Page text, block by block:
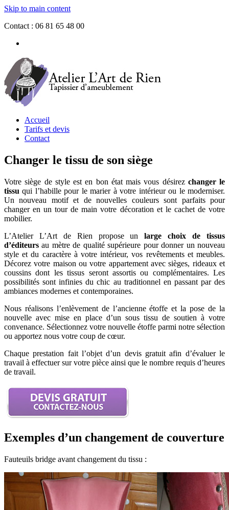
Skip to main content
Contact : 06 81 65 48 00
Atelier L'Art de Rien, Artisan
Tapissier d'ameublement
Tapissier d’ameublement dans le Finistère - Réfection et couverture
de siège - Vente de fauteuils tout style
Accueil
Tarifs et devis
Contact
Changer le tissu de son siège
Votre siège de style est en bon état mais vous désirez changer le
tissu qui l’habille pour le marier à votre intérieur ou le moderniser.
Un nouveau motif et de nouvelles couleurs sont parfaits pour
changer en un tour de main votre décoration et le cachet de votre
mobilier.
L’Atelier L’Art de Rien propose un large choix de tissus
d’éditeurs au mètre de qualité supérieure pour donner un nouveau
style et du caractère à votre intérieur, vos revêtements et meubles.
Décorez votre maison ou votre appartement avec sièges, rideaux et
coussins dont les tissus seront assortis ou complémentaires. Les
possibilités sont infinies du chic au traditionnel en passant par des
ambiances modernes et contemporaines.
Nous réalisons l’enlèvement de l’ancienne étoffe et la pose de la
nouvelle avec mise en place d’un sous tissu de soutien à votre
convenance. Sélectionnez votre nouvelle étoffe parmi notre sélection
ou apportez nous votre coup de cœur.
Chaque prestation fait l’objet d’un devis gratuit afin d’évaluer le
travail à effectuer sur votre pièce ainsi que le nombre requis d’heures
de travail.
Exemples d’un changement de couverture
Fauteuils bridge avant changement du tissu :